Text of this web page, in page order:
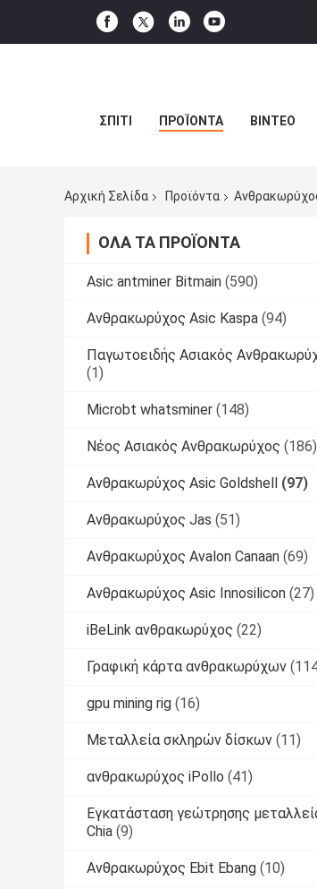
ΣΠΊΤΙ ΠΡΟΪΌΝΤΑ ΒΊΝΤΕΟ
Αρχική Σελίδα Προϊόντα
ΌΛΑ ΤΑ ΠΡΟΪΌΝΤΑ
Asic antminer Bitmain (590)
Ανθρακωρύχος Asic Kaspa (94)
Παγωτοειδής Ασιακός
(1)
Microbt whatsminer (148)
Νέος Ασιακός Ανθρακωρύχος (186)
Ανθρακωρύχος Asic Goldshell (97)
Ανθρακωρύχος Jas (51)
Ανθρακωρύχος Avalon Canaan (69)
Ανθρακωρύχος Asic Innosilicon (27)
iBeLink ανθρακωρύχος (22)
Γραφική κάρτα ανθρακωρύχων
gpu mining rig (16)
Μεταλλεία σκληρών δίσκων (11)
ανθρακωρύχος iPollo (41)
Εγκατάσταση γεώτρησης
Chia (9)
Ανθρακωρύχος Ebit Ebang (10)